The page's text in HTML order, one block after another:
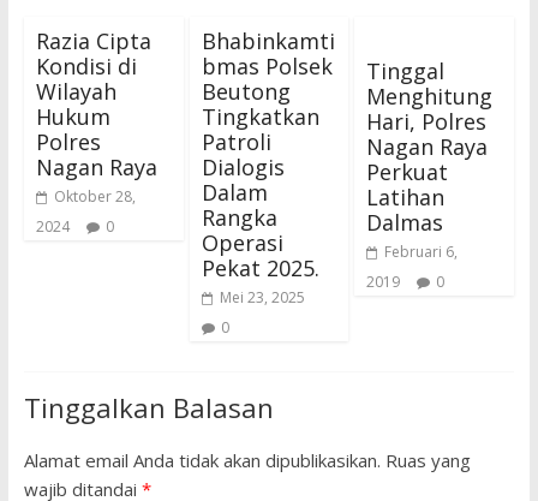
Razia Cipta
Kondisi di
Wilayah
Hukum
Polres
Nagan Raya
Oktober 28,
2024
0
Bhabinkamti
bmas Polsek
Beutong
Tingkatkan
Patroli
Dialogis
Dalam
Rangka
Operasi
Pekat 2025.
Mei 23, 2025
0
Tinggal
Menghitung
Hari, Polres
Nagan Raya
Perkuat
Latihan
Dalmas
Februari 6,
2019
0
Tinggalkan Balasan
Alamat email Anda tidak akan dipublikasikan. Ruas yang
wajib ditandai *